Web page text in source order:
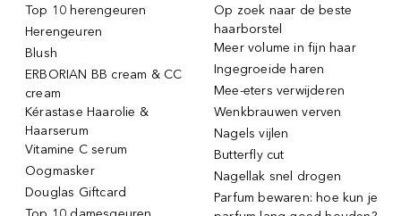
Top 10 herengeuren
Herengeuren
Blush
ERBORIAN BB cream & CC
cream
Kérastase Haarolie &
Haarserum
Vitamine C serum
Oogmasker
Douglas Giftcard
Op zoek naar de beste
haarborstel
Meer volume in fijn haar
Ingegroeide haren
Mee-eters verwijderen
Wenkbrauwen verven
Nagels vijlen
Butterfly cut
Nagellak snel drogen
Parfum bewaren: hoe kun je